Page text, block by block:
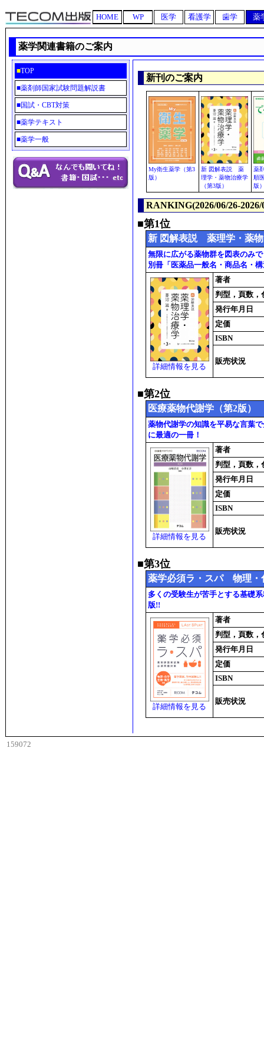
HOME WP 医学 看護学 歯学 薬
薬学関連書籍のご案内
■TOP
■薬剤師国家試験問題解説書
■国試・CBT対策
■薬学テキスト
■薬学一般
新刊のご案内
My衛生薬学（第3
版）
新 図解表説 薬
理学・薬物治療学
（第3版）
薬
順
版
RANKING(2026/06/26-2026/
■第1位
新 図解表説 薬理学・薬物
無限に広がる薬物群を図表のみ
別冊「医薬品一般名・商品名・
詳細情報を見る
著者
判型，頁数，
発行年月日
定価
ISBN
販売状況
■第2位
医療薬物代謝学（第2版）
薬物代謝学の知識を平易な言葉
に最適の一冊！
詳細情報を見る
著者
判型，頁数，
発行年月日
定価
ISBN
販売状況
■第3位
薬学必須ラ・スパ 物理・
多くの受験生が苦手とする基礎
版!!
詳細情報を見る
著者
判型，頁数，
発行年月日
定価
ISBN
販売状況
159072